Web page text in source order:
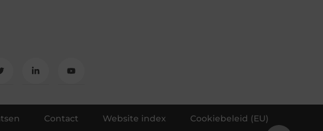
Contact Website index Cookiebeleid (EU)